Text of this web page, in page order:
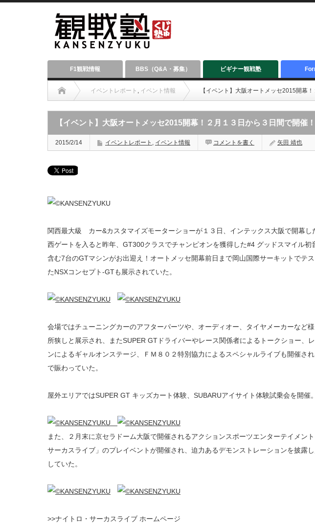
F1観戦情報 BBS（Q&A・募集） ビギナー観戦塾
イベントレポート , イベント情報 【イベント】大阪オートメッセ2015開幕
【イベント】大阪オートメッセ2015開幕！２月１３日から３日間で開催！
2015/2/14 イベントレポート , イベント情報 コメントを書く 矢田 靖也
関西最大級 カー&カスタマイズモーターショーが１３日、インテックス大阪で開幕し
西ゲートを入ると昨年、GT300クラスでチャンピオンを獲得した#4 グッドスマイル初
含む7台のGTマシンがお出迎え！オートメッセ開幕前日まで岡山国際サーキットでテ
たNSXコンセプト-GTも展示されていた。
会場ではチューニングカーのアフターパーツや、オーディオー、タイヤメーカーなど
所狭しと展示され、またSUPER GTドライバーやレース関係者によるトークショー、
ンによるギャルオンステージ、ＦＭ８０２特別協力によるスペシャルライブも開催さ
で賑わっていた。
屋外エリアではSUPER GT キッズカート体験、SUBARUアイサイト体験試乗会を開催。
また、２月末に京セラドーム大阪で開催されるアクションスポーツエンターテイメント
サーカスライブ」のプレイベントが開催され、迫力あるデモンストレーションを披露
していた。
>>ナイトロ・サーカスライブ ホームページ